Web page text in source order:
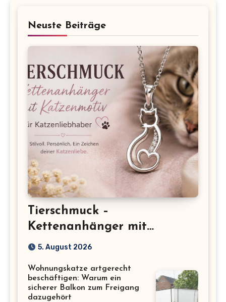
Neuste Beiträge
Tierschmuck –
Kettenanhänger mit
Katzenmotiv für
5. August 2026
Wohnungskatze artgerecht
beschäftigen: Warum ein
sicherer Balkon zum Freigang
dazugehört